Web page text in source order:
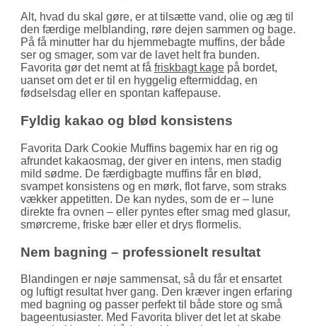
Alt, hvad du skal gøre, er at tilsætte vand, olie og æg til
den færdige melblanding, røre dejen sammen og bage.
På få minutter har du hjemmebagte muffins, der både
ser og smager, som var de lavet helt fra bunden.
Favorita gør det nemt at få friskbagt kagepå bordet,
uanset om det er til en hyggelig eftermiddag, en
fødselsdag eller en spontan kaffepause.
Fyldig kakao og blød konsistens
Favorita Dark Cookie Muffins bagemix har en rig og
afrundet kakaosmag, der giver en intens, men stadig
mild sødme. De færdigbagte muffins får en blød,
svampet konsistens og en mørk, flot farve, som straks
vækker appetitten. De kan nydes, som de er – lune
direkte fra ovnen – eller pyntes efter smag med glasur,
smørcreme, friske bær eller et drys flormelis.
Nem bagning – professionelt resultat
Blandingen er nøje sammensat, så du får et ensartet
og luftigt resultat hver gang. Den kræver ingen erfaring
med bagning og passer perfekt til både store og små
bageentusiaster. Med Favorita bliver det let at skabe